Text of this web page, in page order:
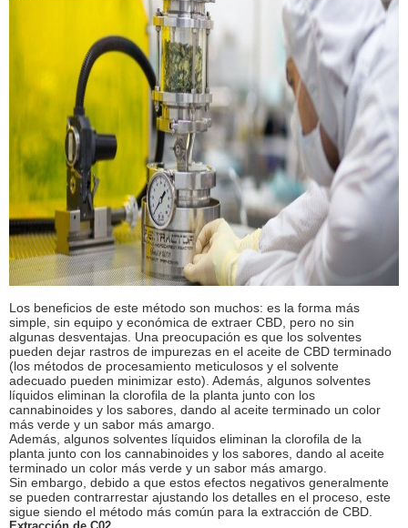
Los beneficios de este método son muchos: es la forma más
simple, sin equipo y económica de extraer CBD, pero no sin
algunas desventajas. Una preocupación es que los solventes
pueden dejar rastros de impurezas en el aceite de CBD terminado
(los métodos de procesamiento meticulosos y el solvente
adecuado pueden minimizar esto). Además, algunos solventes
líquidos eliminan la clorofila de la planta junto con los
cannabinoides y los sabores, dando al aceite terminado un color
más verde y un sabor más amargo.
Además, algunos solventes líquidos eliminan la clorofila de la
planta junto con los cannabinoides y los sabores, dando al aceite
terminado un color más verde y un sabor más amargo.
Sin embargo, debido a que estos efectos negativos generalmente
se pueden contrarrestar ajustando los detalles en el proceso, este
sigue siendo el método más común para la extracción de CBD.